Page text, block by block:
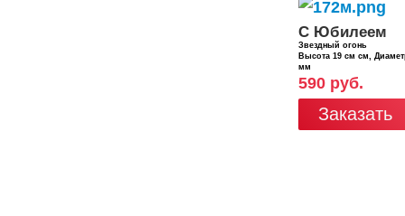
С Юбилеем
Звездный огонь
Высота 19 см см,
мм
590 руб.
Заказать